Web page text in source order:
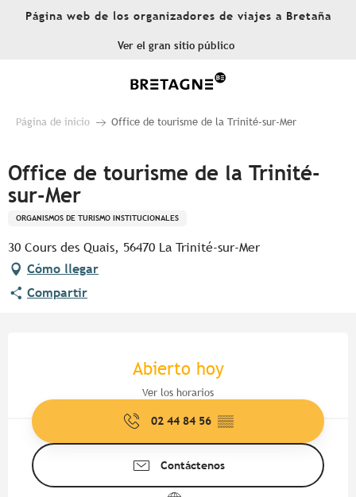
AllerPágina web de los organizadores de viajes a Bretaña
Ver el gran sitio público
Página de inicio Office de tourisme de la Trinité-sur-Mer
Office de tourisme de la Trinité-
sur-Mer
ORGANISMOS DE TURISMO INSTITUCIONALES
30 Cours des Quais, 56470 La Trinité-sur-Mer
Cómo llegar
Compartir
Abierto hoy
Ver los horarios
02 44 84 56 ▒▒
Contáctenos